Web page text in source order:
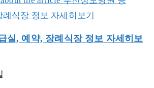
실, 예약, 장례식장 정보 자세히보